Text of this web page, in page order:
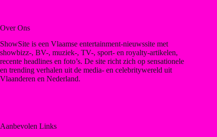
Over Ons
ShowSite is een Vlaamse entertainment-nieuwssite met
showbizz-, BV-, muziek-, TV-, sport- en royalty-artikelen,
recente headlines en foto’s. De site richt zich op sensationele
en trending verhalen uit de media- en celebritywereld uit
Vlaanderen en Nederland.
Aanbevolen Links